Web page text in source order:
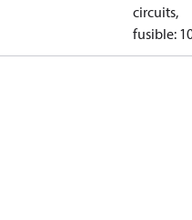
circuits,
fusible: